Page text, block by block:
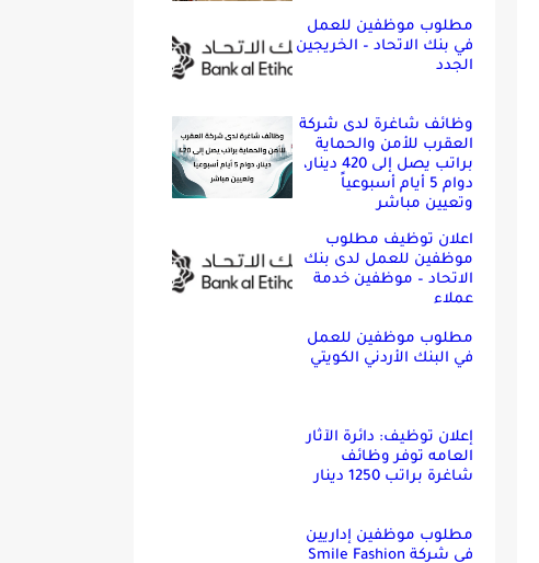
مطلوب موظفين للعمل
في بنك الاتحاد – الخريجين
الجدد
وظائف شاغرة لدى شركة
العقرب للأمن والحماية
براتب يصل إلى 420 دينار،
دوام 5 أيام أسبوعياً
وتعيين مباشر
اعلان توظيف مطلوب
موظفين للعمل لدى بنك
الاتحاد – موظفين خدمة
عملاء
مطلوب موظفين للعمل
في البنك الأردني الكويتي
إعلان توظيف: دائرة الآثار
العامه توفر وظائف
شاغرة براتب 1250 دينار
مطلوب موظفين إداريين
في شركة Smile Fashion